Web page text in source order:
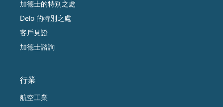
加德士的特別之處
Delo 的特別之處
客戶見證
加德士諮詢
行業
航空工業